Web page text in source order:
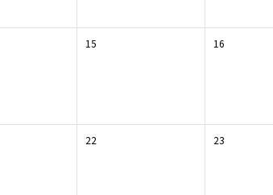
15 16
22 23